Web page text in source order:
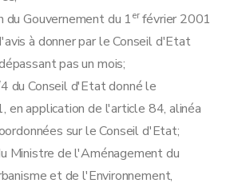
du Gouvernement du 1erfévrier 2001
à donner par le Conseil d'Etat
pas un mois;
du Conseil d'Etat donné le
application de l'article 84, alinéa
sur le Conseil d'Etat;
Ministre de l'Aménagement du
et de l'Environnement,